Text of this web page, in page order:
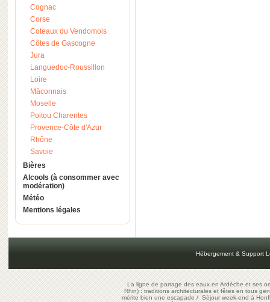
Cognac
Corse
Coteaux du Vendomois
Côtes de Gascogne
Jura
Languedoc-Roussillon
Loire
Mâconnais
Moselle
Poitou Charentes
Provence-Côte d'Azur
Rhône
Savoie
Bières
Alcools (à consommer avec
modération)
Météo
Mentions légales
Hébergement & Support
La ligne de partage des eaux en Ardèche et ses
Rhin) : traditions architecturales et fêtes en tous
mérite bien une escapade/Séjour week-end à